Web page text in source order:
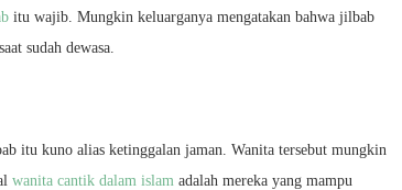
itu wajib. Mungkin keluarganya mengatakan bahwa jilbab
sudah dewasa.
itu kuno alias ketinggalan jaman. Wanita tersebut mungkin
wanita cantik dalam islam adalah mereka yang mampu